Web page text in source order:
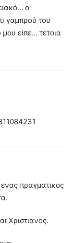
ο
γαμπρού του
είπε… τετοια
πραγματικος
Χριστιανος.